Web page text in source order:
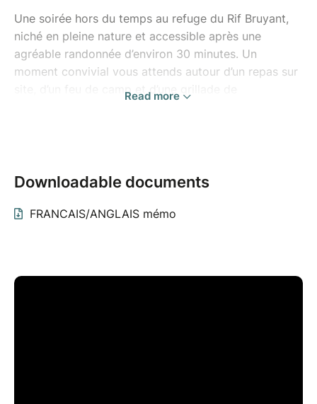
Une soirée hors du temps au refuge du Rif Bruyant,
niché en pleine nature et accessible après une
agréable randonnée d’environ 30 minutes. Un
moment convivial vous attends autour d’un repas sur
site, d’un feu de camp et d’une grillade de
qui accompagnera la sortie, puis départ en bus
les autres participants
Read more
Downloadable documents
FRANCAIS/ANGLAIS mémo